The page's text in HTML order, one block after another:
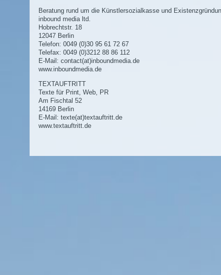
Beratung rund um die Künstlersozialkasse und
inbound media ltd.
Hobrechtstr. 18
12047 Berlin
Telefon: 0049 (0)30 95 61 72 67
Telefax: 0049 (0)3212 88 86 112
E-Mail: contact(at)inboundmedia.de
www.inboundmedia.de
TEXTAUFTRITT
Texte für Print, Web, PR
Am Fischtal 52
14169 Berlin
E-Mail: texte(at)textauftritt.de
www.textauftritt.de